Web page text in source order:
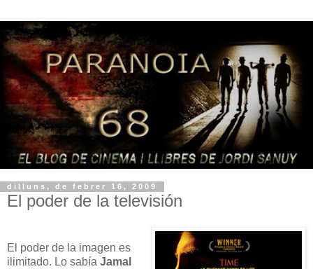
dilluns, de febrer 16, 2009
El poder de la televisión
El poder de la imagen es
ilimitado. Lo sabía Jamal